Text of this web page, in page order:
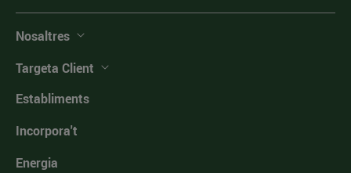
Nosaltres
Targeta Client
Establiments
Incorpora't
Energia